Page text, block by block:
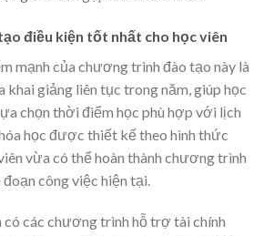
điều kiện tốt nhất cho học viên
mạnh của chương trình đào tạo này là
khai giảng liên tục trong năm, giúp học
chọn thời điểm học phù hợp với lịch
học được thiết kế theo hình thức
vừa có thể hoàn thành chương trình
công việc hiện tại.
các chương trình hỗ trợ tài chính